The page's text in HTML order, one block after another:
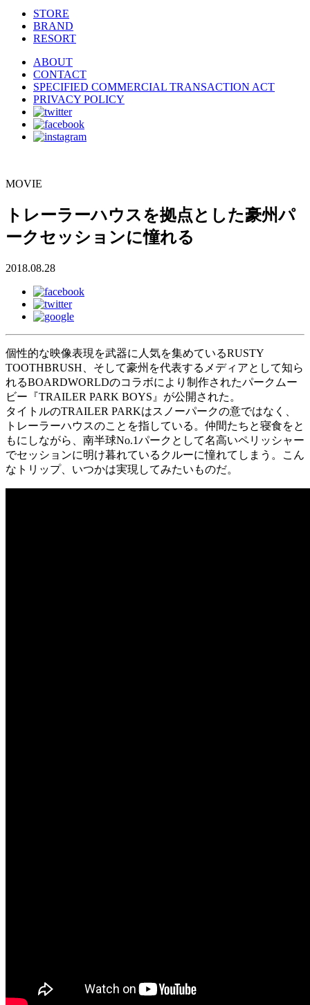
STORE
BRAND
RESORT
ABOUT
CONTACT
SPECIFIED COMMERCIAL TRANSACTION ACT
PRIVACY POLICY
MOVIE
トレーラーハウスを拠点とした豪州パ
ークセッションに憧れる
2018.08.28
個性的な映像表現を武器に人気を集めているRUSTY
TOOTHBRUSH、そして豪州を代表するメディアとして知ら
れるBOARDWORLDのコラボにより制作されたパークムー
ビー『TRAILER PARK BOYS』が公開された。
タイトルのTRAILER PARKはスノーパークの意ではなく、
トレーラーハウスのことを指している。仲間たちと寝食をと
もにしながら、南半球No.1パークとして名高いペリッシャー
でセッションに明け暮れているクルーに憧れてしまう。こん
なトリップ、いつかは実現してみたいものだ。